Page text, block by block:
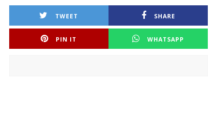
TWEET SHARE
PIN IT WHATSAPP